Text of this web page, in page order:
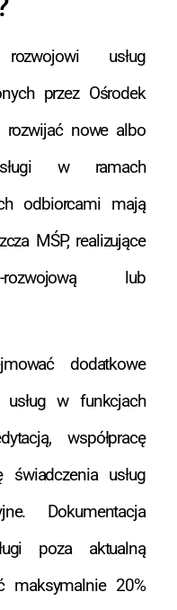
usług
przez Ośrodek
rozwijać nowe albo
w ramach
odbiorcami mają
MŚP, realizujące
rozwojową lub
dodatkowe
usług w funkcjach
współpracę
świadczenia usług
Dokumentacja
poza aktualną
maksymalnie 20%